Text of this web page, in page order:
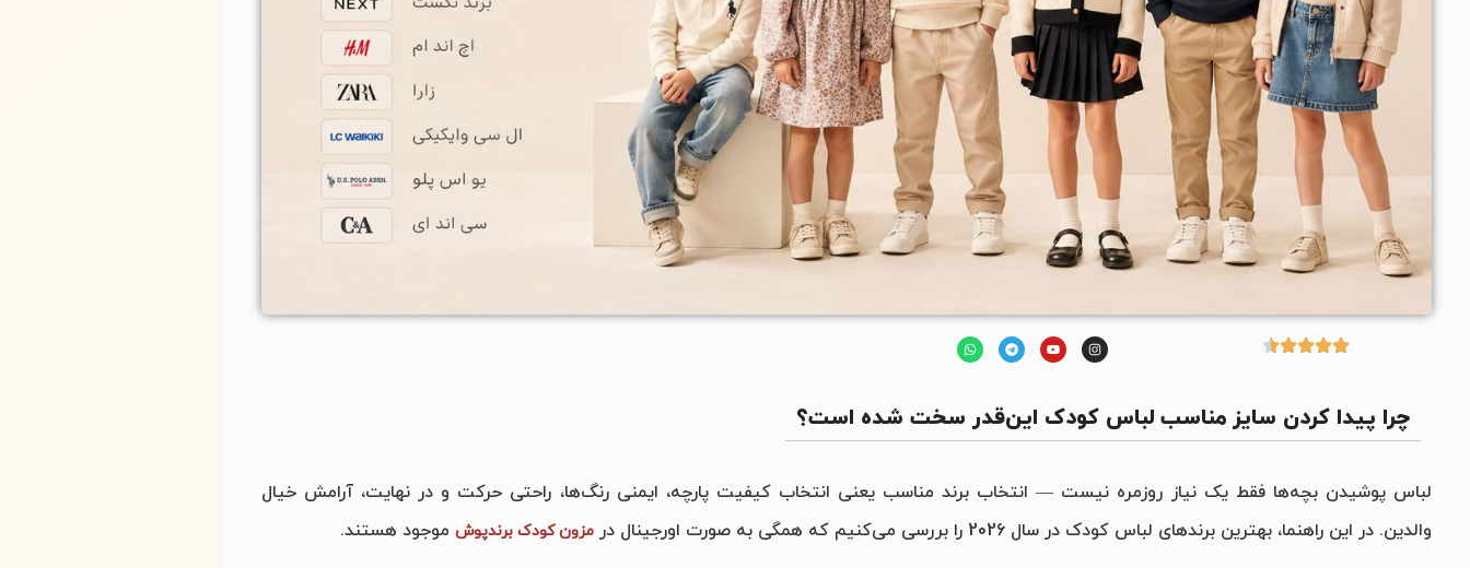
چرا پیدا کردن سایز مناسب لباس کودک این‌قدر سخت شده است؟
لباس پوشیدن بچه‌ها فقط یک نیاز روزمره نیست — انتخاب برند مناسب یعنی انتخاب کیفیت پارچه، ایمنی رنگ‌ها، راحتی حرکت و در نهایت، آرامش خیال
والدین. در این راهنما، بهترین برندهای لباس کودک در سال 2026 را بررسی می‌کنیم که همگی به صورت اورجینال در
مزون کودک برندپوش موجود هستند.